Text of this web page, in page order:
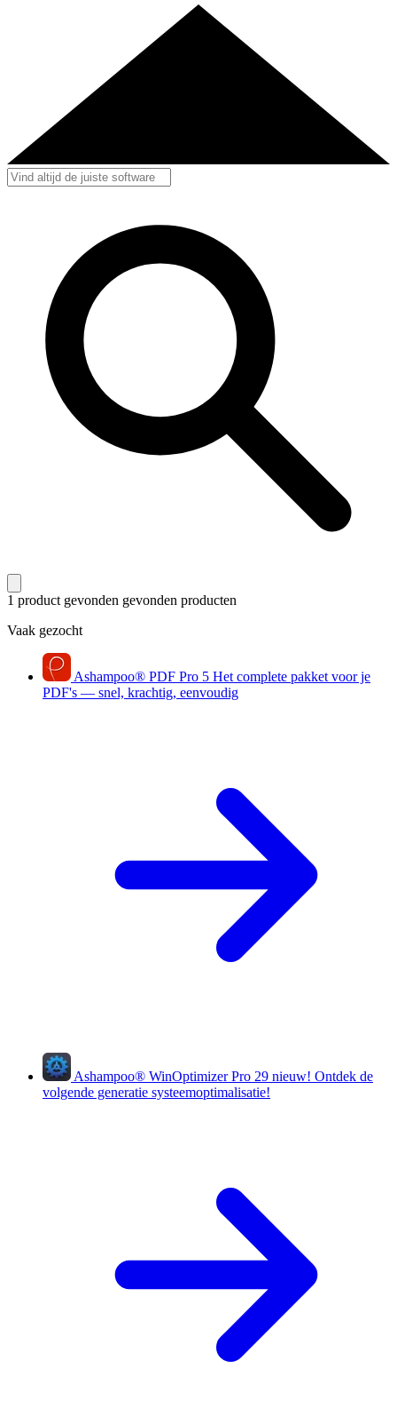
1 product gevonden gevonden producten
Vaak gezocht
Ashampoo® PDF Pro 5 Het complete pakket voor je
PDF's — snel, krachtig, eenvoudig
Ashampoo® WinOptimizer Pro 29 nieuw! Ontdek de
volgende generatie systeemoptimalisatie!